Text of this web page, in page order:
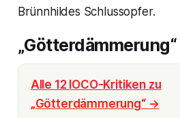
Brünnhildes Schlussopfer.
„Götterdämmerung“
Alle 12 IOCO-Kritiken zu
„Götterdämmerung“ →